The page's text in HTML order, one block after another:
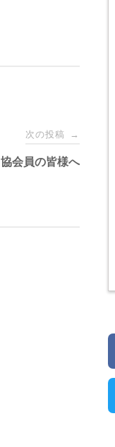
次の投稿 →
協会員の皆様へ